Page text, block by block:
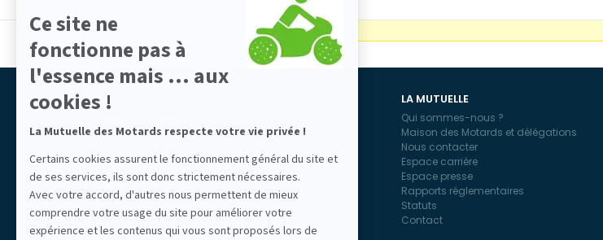
En
plus
Axeptio
Ce site ne
fonctionne pas à
l'essence mais ... aux
cookies !
La Mutuelle des Motards respecte votre vie privée !
Certains cookies assurent le fonctionnement général du site et
de ses services, ils sont donc strictement nécessaires.
Avec votre accord, d'autres nous permettent de mieux
comprendre votre usage du site pour améliorer votre
expérience et les contenus qui vous sont proposés lors de
Nous n'avons pas trouvé l'offre en question, désolé.
Liberté partagée
LA MUTUELLE
Qui sommes-nous ?
Maison des Motards et délégations
Nous contacter
Espace carrière
Espace presse
Rapports réglementaires
Statuts
Contact